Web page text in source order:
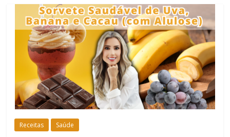
Receitas Saúde